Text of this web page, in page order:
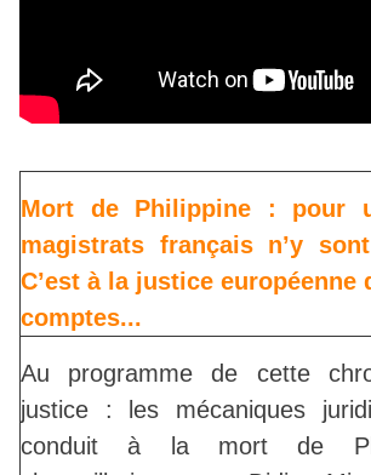
Mort de Philippine : pour
magistrats français n’y
C’est à la justice européenne
comptes...
Au programme de cette
justice : les mécaniques
conduit à la mort de